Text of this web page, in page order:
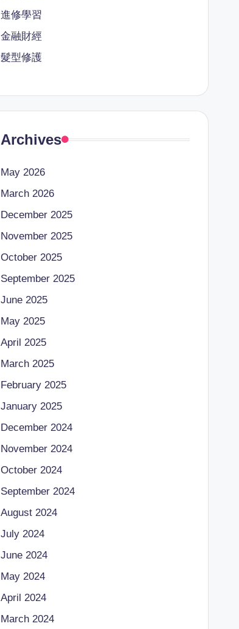
進修學習
金融財經
髮型修護
Archives
May 2026
March 2026
December 2025
November 2025
October 2025
September 2025
June 2025
May 2025
April 2025
March 2025
February 2025
January 2025
December 2024
November 2024
October 2024
September 2024
August 2024
July 2024
June 2024
May 2024
April 2024
March 2024